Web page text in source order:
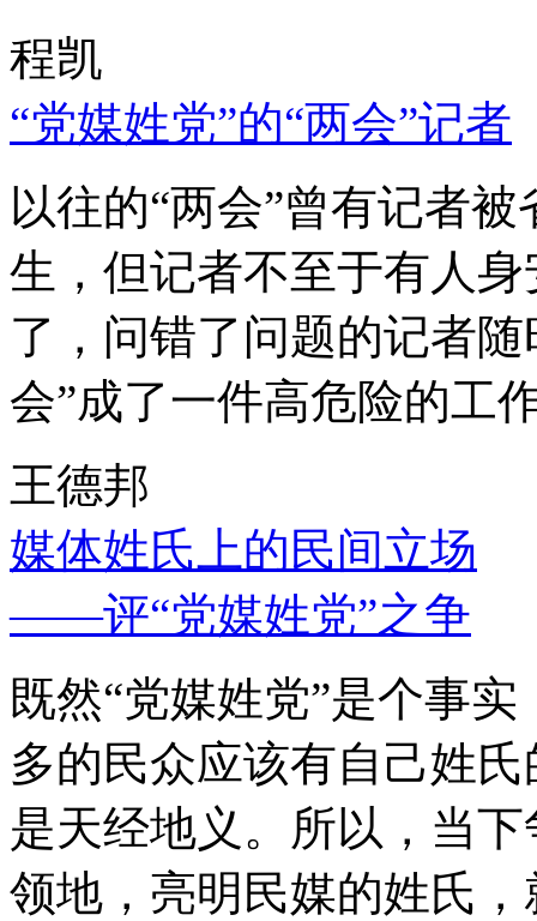
程凯
“党媒姓党”的“两会”记者
以往的“两会”曾有记者
生，但记者不至于有人
了，问错了问题的记者
会”成了一件高危险的工
王德邦
媒体姓氏上的民间立场
——评“党媒姓党”之争
既然“党媒姓党”是个事
多的民众应该有自己姓
是天经地义。所以，当
领地，亮明民媒的姓氏